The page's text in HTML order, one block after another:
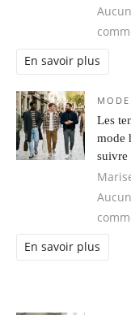
Aucun
En savoir plus
MODE
Les
mode
suivre
Aucun
En savoir plus